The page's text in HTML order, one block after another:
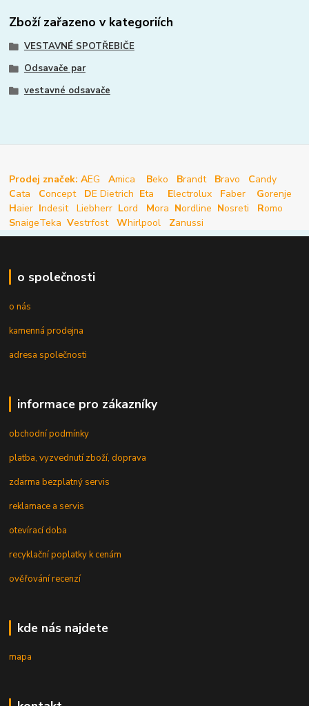
Zboží zařazeno v kategoriích
VESTAVNÉ SPOTŘEBIČE
Odsavače par
vestavné odsavače
Prodej značek: AEG Amica Beko Brandt Bravo Candy
Cata Concept DE Dietrich Eta Electrolux Faber Gorenje
Haier Indesit Liebherr Lord Mora Nordline Nosreti Romo
SnaigeTeka Vestrfost Whirlpool Zanussi
o společnosti
o nás
kamenná prodejna
adresa společnosti
informace pro zákazníky
obchodní podmínky
platba, vyzvednutí zboží, doprava
zdarma bezplatný servis
reklamace a servis
otevírací doba
recyklační poplatky k cenám
ověřování recenzí
kde nás najdete
mapa